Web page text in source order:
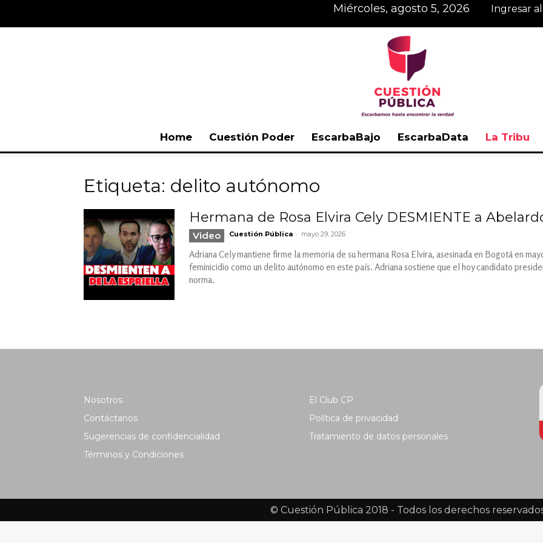
miércoles, agosto 5, 2026 Ingresar
Home Cuestión Poder EscarbaBajo EscarbaData La Tribu
Etiqueta: delito autónomo
Hermana de Rosa Elvira Cely DESMIENTE a
Video Cuestión Pública - mayo 29, 2026
Adriana Cely mantiene firme la memoria de su hermana Rosa Elvira, asesinada en Bogotá en
feminicidio como un delito autónomo en este país. Adriana sostiene que el hoy candidato
norma.
Nosotros
Contáctanos
Sugerencias de confidencialidad
Términos y Condiciones
El Club CP
Política de privacidad
Tratamiento de datos personales
© Cuestión Pública 2018 - Todos los derechos